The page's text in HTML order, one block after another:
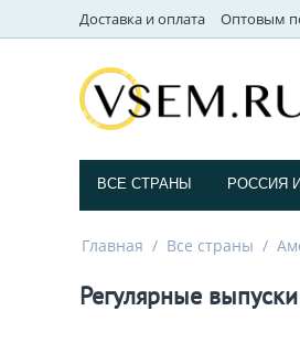
Доставка и оплата Оптовым
ВСЕ СТРАНЫ РОССИЯ
Главная / Все страны /
Регулярные выпуски